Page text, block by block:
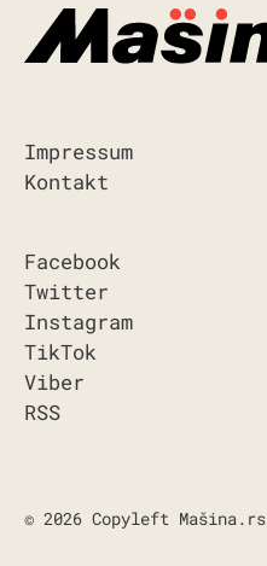
Impressum
Kontakt
Facebook
Twitter
Instagram
TikTok
Viber
RSS
© 2026 Copyleft Mašina.rs